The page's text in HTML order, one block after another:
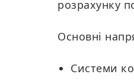
розрахунку
Основні
Системи